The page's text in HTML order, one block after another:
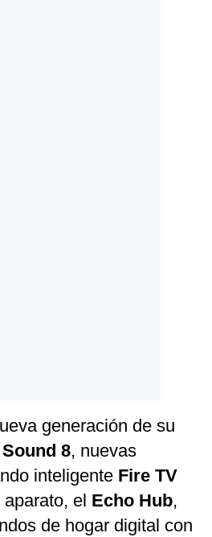
generación de su
8, nuevas
inteligente Fire TV
el Echo Hub,
de hogar digital con